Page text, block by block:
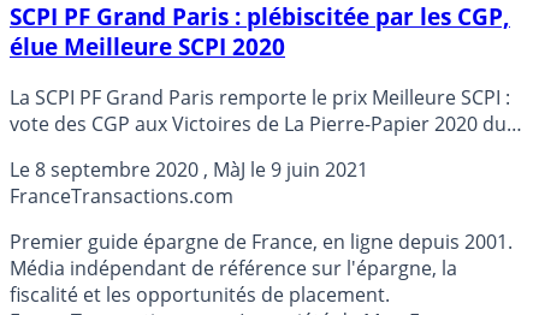
SCPI PF Grand Paris : plébiscitée par les CGP,
élue Meilleure SCPI 2020
La SCPI PF Grand Paris remporte le prix Meilleure SCPI :
vote des CGP aux Victoires de La Pierre-Papier 2020 du
Le8 septembre 2020 , MàJ le9 juin 2021
FranceTransactions.com
Premier guide épargne de France, en ligne depuis 2001.
Média indépendant de référence sur l'épargne, la
fiscalité et les opportunités de placement.